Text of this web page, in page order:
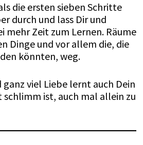
die ersten sieben Schritte
durch und lass Dir und
mehr Zeit zum Lernen. Räume
Dinge und vor allem die, die
könnten, weg.
ganz viel Liebe lernt auch Dein
schlimm ist, auch mal allein zu